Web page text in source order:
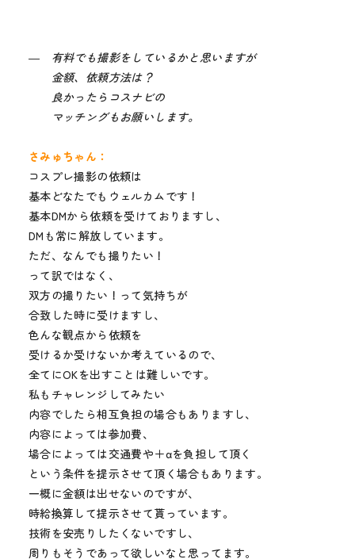
― 有料でも撮影をしているかと思いますが
金額、依頼方法は？
良かったらコスナビの
マッチングもお願いします。
さみゅちゃん：
コスプレ撮影の依頼は
基本どなたでもウェルカムです！
基本DMから依頼を受けておりますし、
DMも常に解放しています。
ただ、なんでも撮りたい！
って訳ではなく、
双方の撮りたい！って気持ちが
合致した時に受けますし、
色んな観点から依頼を
受けるか受けないか考えているので、
全てにOKを出すことは難しいです。
私もチャレンジしてみたい
内容でしたら相互負担の場合もありますし、
内容によっては参加費、
場合によっては交通費や＋αを負担して頂く
という条件を提示させて頂く場合もあります。
一概に金額は出せないのですが、
時給換算して提示させて貰っています。
技術を安売りしたくないですし、
周りもそうであって欲しいなと思ってます。